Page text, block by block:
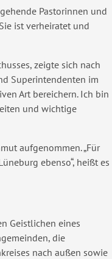
Pastorinnen und
ist verheiratet und
zeigte sich nach
Superintendenten im
Art bereichern. Ich bin
und wichtige
aufgenommen. „Für
ebenso“, heißt es
Geistlichen eines
die
nach außen sowie